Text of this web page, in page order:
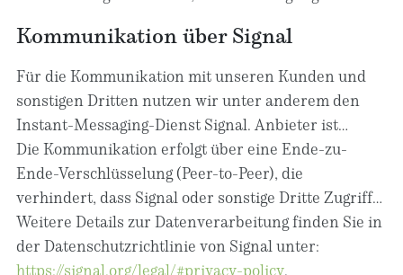
gerichteten Anfragen (Art. 6 Abs. 1 lit. f DSGVO) oder
auf Ihrer Einwilligung (Art. 6 Abs. 1 lit. a DSGVO)
sofern diese abgefragt wurde; die Einwilligung ist
jederzeit widerrufbar.
Datenspeicherung entfällt (z. B. nach
abgeschlossener Bearbeitung Ihres Anliegens).
Zwingende gesetzliche Bestimmungen –
insbesondere gesetzliche Aufbewahrungsfristen –
bleiben unberührt.
Kommunikation über Signal
Für die Kommunikation mit unseren Kunden und
sonstigen Dritten nutzen wir unter anderem den
Instant-Messaging-Dienst Signal. Anbieter ist
Privacy Signal Messenger, LLC 650 Castro Street,
Suite 120-223 Mountain View, CA 94041 (nachfolgend
„Signal“).
Die Kommunikation erfolgt über eine Ende-zu-
Ende-Verschlüsselung (Peer-to-Peer), die
verhindert, dass Signal oder sonstige Dritte Zugriff
auf die Kommunikationsinhalte erlangen können.
Signal erhält jedoch Zugriff auf technische Daten, die
im Zuge des Kommunikationsvorgangs entstehen
Weitere Details zur Datenverarbeitung finden Sie in
der Datenschutzrichtlinie von Signal unter:
https://signal.org/legal/#privacy-policy.